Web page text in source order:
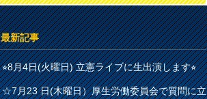
最新記事
⭐︎8月4日(火曜日) 立憲ライブに生出演します⭐︎
☆7月23 日(木曜日）厚生労働委員会で質問に立